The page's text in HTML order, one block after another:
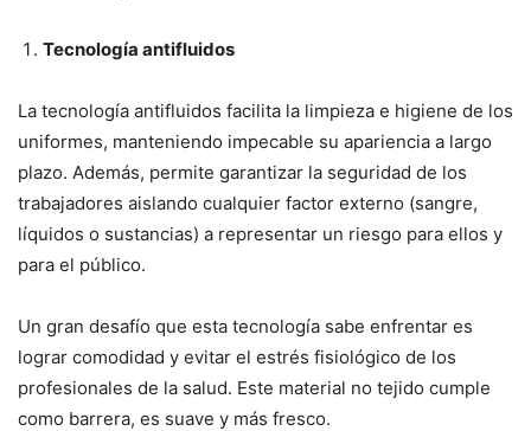
Tecnología antifluidos
La tecnología antifluidos facilita la limpieza e higiene de los
uniformes, manteniendo impecable su apariencia a largo
plazo. Además, permite garantizar la seguridad de los
trabajadores aislando cualquier factor externo (sangre,
líquidos o sustancias) a representar un riesgo para ellos y
para el público.
Un gran desafío que esta tecnología sabe enfrentar es
lograr comodidad y evitar el estrés fisiológico de los
profesionales de la salud. Este material no tejido cumple
como barrera, es suave y más fresco.